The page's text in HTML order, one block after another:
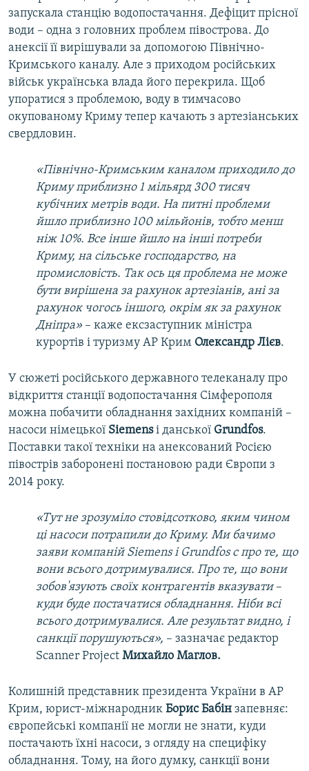
запускала станцію водопостачання. Дефіцит прісної
води – одна з головних проблем півострова. До
анексії її вирішували за допомогою Північно-
Кримського каналу. Але з приходом російських
військ українська влада його перекрила. Щоб
упоратися з проблемою, воду в тимчасово
окупованому Криму тепер качають з артезіанських
свердловин.
«Північно-Кримськимканаломприходило до
Криму приблизно 1 мільярд 300 тисяч
кубічних метрів води. На питні проблеми
йшло приблизно 100 мільйонів, тобто менш
ніж 10%. Все інше йшло на інші потреби
Криму, на сільське господарство, на
промисловість. Так ось ця проблема не може
бути вирішена за рахунок артезіанів, ані за
рахунок чогось іншого, окрім як за рахунок
Дніпра» – каже ексзаступник міністра
курортів і туризму АР Крим Олександр Лієв.
У сюжеті російського державного телеканалу про
відкриття станції водопостачання Сімферополя
можна побачити обладнання західних компаній –
насоси німецької Siemensі данської Grundfos.
Поставки такої техніки на анексований Росією
півострів заборонені постановою ради Європи з
2014 року.
«Тут не зрозуміло стовідсотково, яким чином
ці насоси потрапили до Криму. Ми бачимо
заяви компанійSiemensі Grundfos с про те, що
вони всього дотримувалися. Про те, що вони
зобов'язують своїх контрагентів вказувати–
куди буде постачатисяобладнання. Ніби всі
всього дотримувалися. Але результат видно, і
санкції порушуються», – зазначає редактор
Scanner Project Михайло Маглов.
Колишній представник президента України в АР
Крим, юрист-міжнародник Борис Бабін запевняє:
європейські компанії не могли не знати, куди
постачають їхні насоси, з огляду на специфіку
обладнання. Тому, на його думку, санкції вони